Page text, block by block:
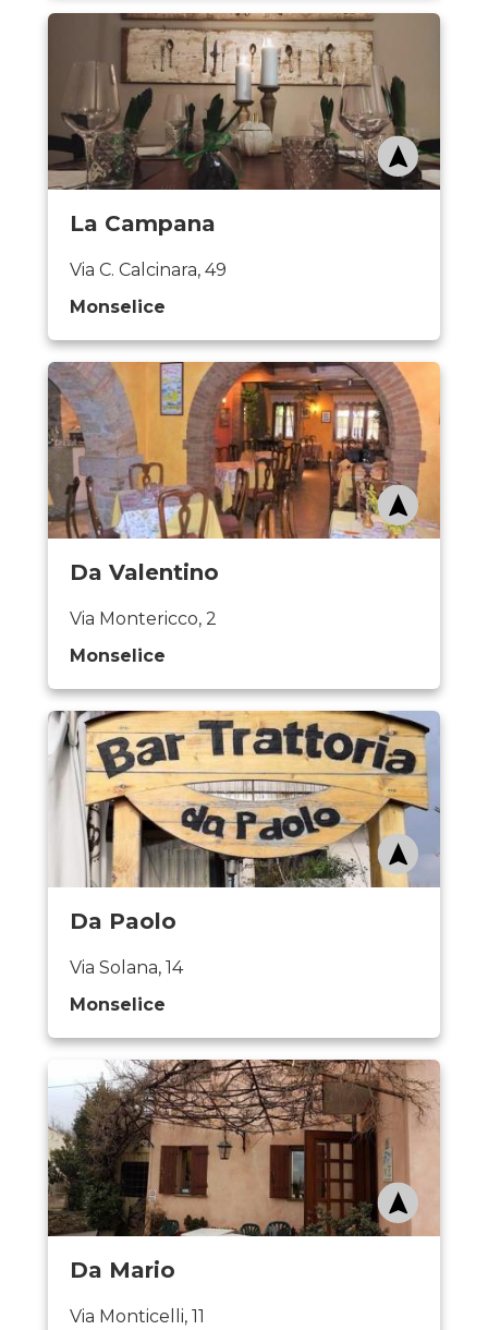
La Campana
Via C. Calcinara, 49
Monselice
Da Valentino
Via Montericco, 2
Monselice
Da Paolo
Via Solana, 14
Monselice
Da Mario
Via Monticelli, 11